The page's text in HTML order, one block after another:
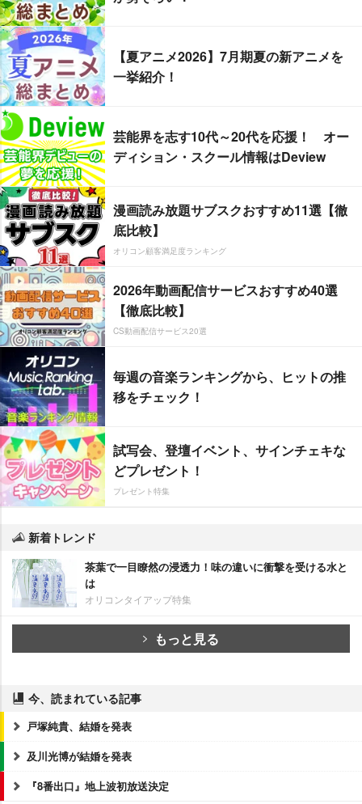
【夏アニメ2026】7月期夏の新アニメを
一挙紹介！
芸能界を志す10代～20代を応援！ オー
ディション・スクール情報はDeview
漫画読み放題サブスクおすすめ11選【徹
底比較】
オリコン顧客満足度ランキング
2026年動画配信サービスおすすめ40選
【徹底比較】
CS動画配信サービス20選
毎週の音楽ランキングから、ヒットの推
移をチェック！
試写会、登壇イベント、サインチェキな
どプレゼント！
プレゼント特集
新着トレンド
茶葉で一目瞭然の浸透力！味の違いに衝撃を受ける水と
は
オリコンタイアップ特集
もっと見る
今、読まれている記事
戸塚純貴、結婚を発表
及川光博が結婚を発表
『8番出口』地上波初放送決定